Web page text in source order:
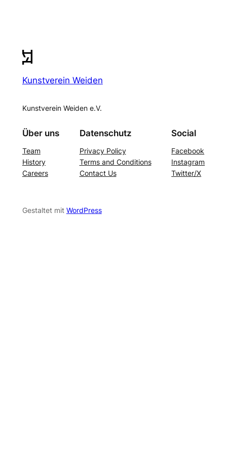
Kunstverein Weiden
Kunstverein Weiden e.V.
Über uns
Team
History
Careers
Datenschutz
Privacy Policy
Terms and Conditions
Contact Us
Social
Facebook
Instagram
Twitter/X
Gestaltet mit WordPress